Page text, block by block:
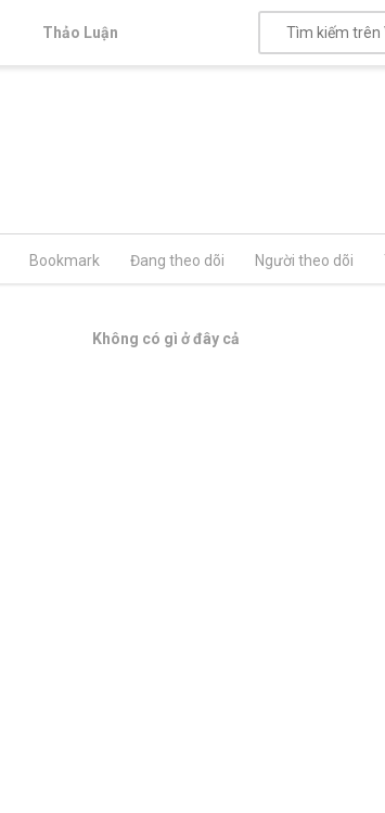
Thảo Luận
Bookmark Đang theo dõi Người theo dõi
Không có gì ở đây cả